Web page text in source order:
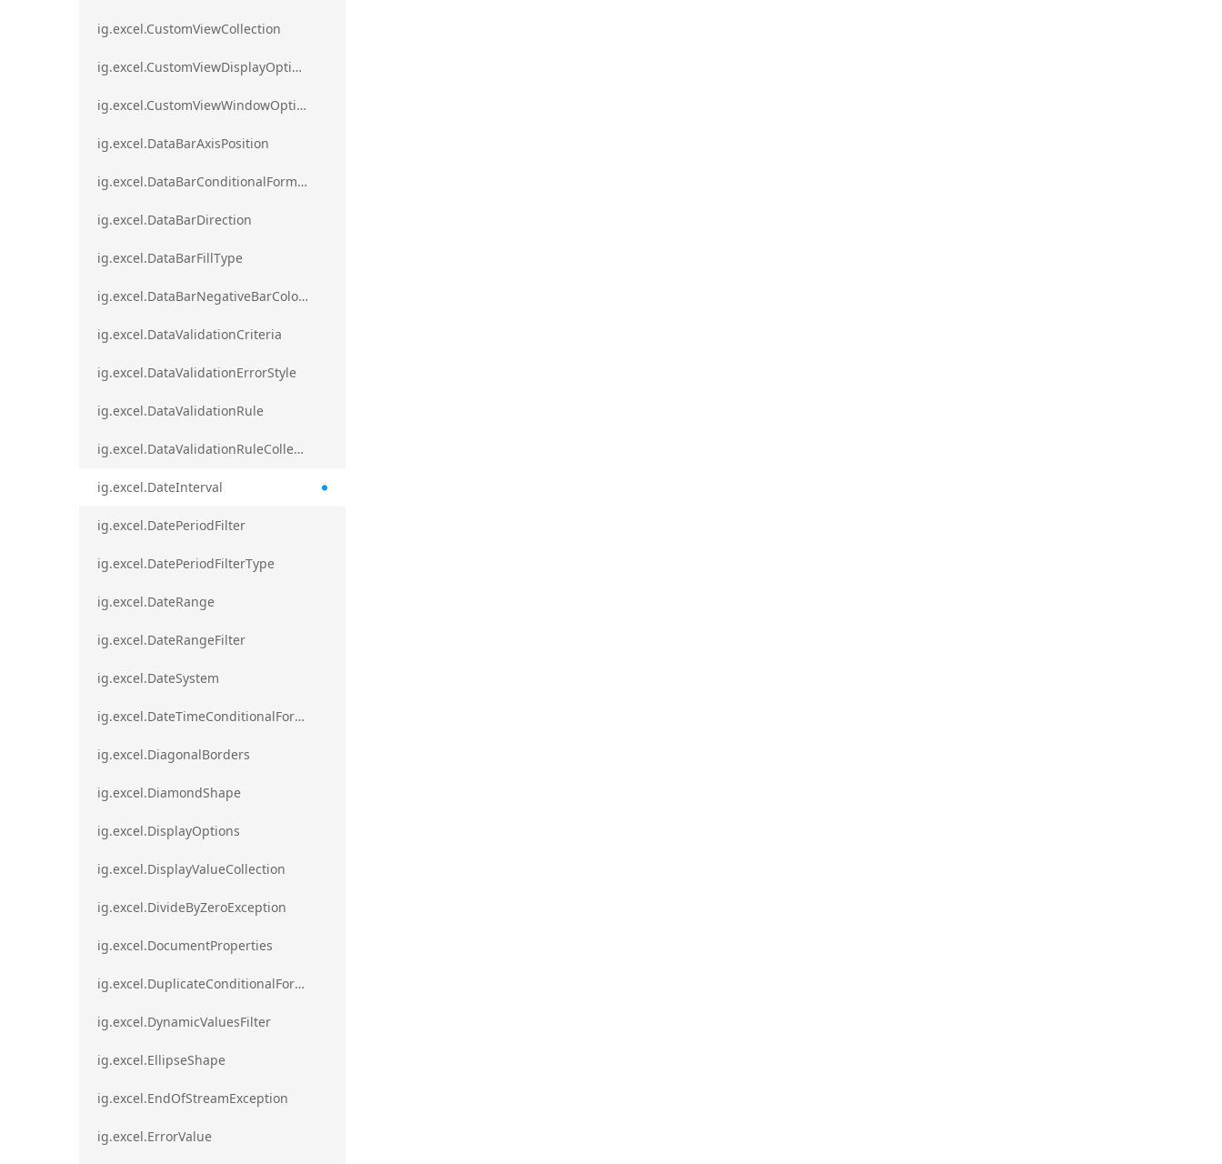
ig.excel.CustomViewCollection
ig.excel.CustomViewDisplayOptions
ig.excel.CustomViewWindowOptions
ig.excel.DataBarAxisPosition
ig.excel.DataBarConditionalFormat
ig.excel.DataBarDirection
ig.excel.DataBarFillType
ig.excel.DataBarNegativeBarColorType
ig.excel.DataValidationCriteria
ig.excel.DataValidationErrorStyle
ig.excel.DataValidationRule
ig.excel.DataValidationRuleCollection
ig.excel.DateInterval
ig.excel.DatePeriodFilter
ig.excel.DatePeriodFilterType
ig.excel.DateRange
ig.excel.DateRangeFilter
ig.excel.DateSystem
ig.excel.DateTimeConditionalFormat
ig.excel.DiagonalBorders
ig.excel.DiamondShape
ig.excel.DisplayOptions
ig.excel.DisplayValueCollection
ig.excel.DivideByZeroException
ig.excel.DocumentProperties
ig.excel.DuplicateConditionalFormat
ig.excel.DynamicValuesFilter
ig.excel.EllipseShape
ig.excel.EndOfStreamException
ig.excel.ErrorValue